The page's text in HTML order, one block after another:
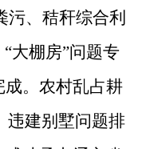
污、秸秆综合利
“大棚房”问题专
。 农村乱占耕
违建别墅问题排